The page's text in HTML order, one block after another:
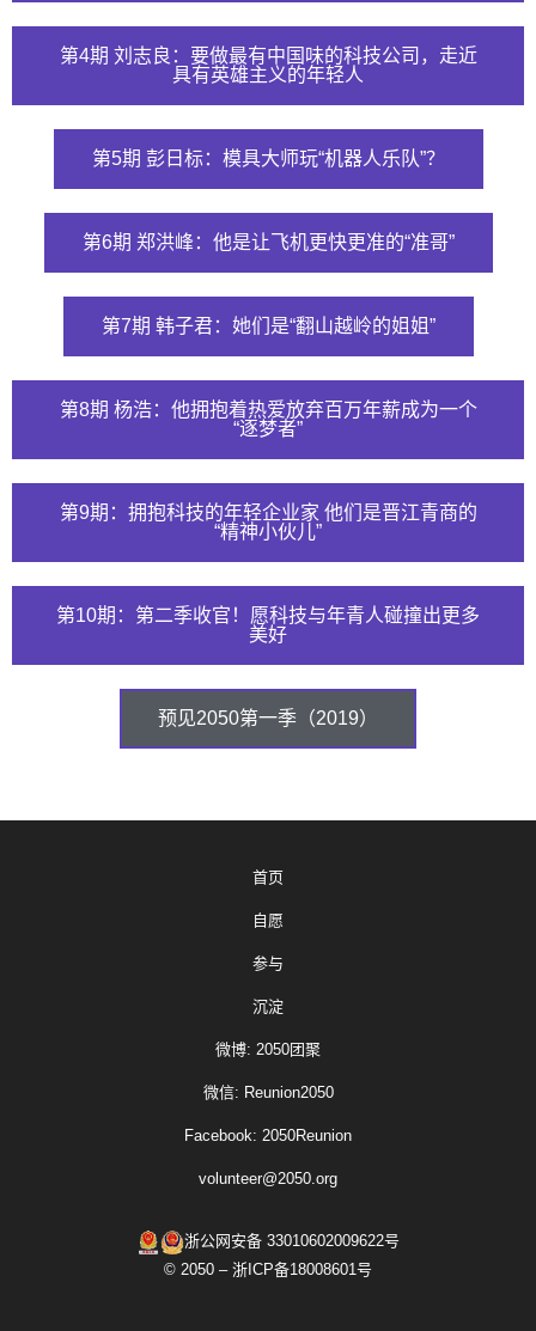
第4期 刘志良：要做最有中国味的科技公司，走近
具有英雄主义的年轻人
第5期 彭日标：模具大师玩“机器人乐队”？
第6期 郑洪峰：他是让飞机更快更准的“准哥”
第7期 韩子君：她们是“翻山越岭的姐姐”
第8期 杨浩：他拥抱着热爱放弃百万年薪成为一个
“逐梦者”
第9期：拥抱科技的年轻企业家 他们是晋江青商的
“精神小伙儿”
第10期：第二季收官！愿科技与年青人碰撞出更多
美好
预见2050第一季（2019）
首页
自愿
参与
沉淀
微博: 2050团聚
微信: Reunion2050
Facebook: 2050Reunion
volunteer@2050.org
浙公网安备 33010602009622号
© 2050 – 浙ICP备18008601号